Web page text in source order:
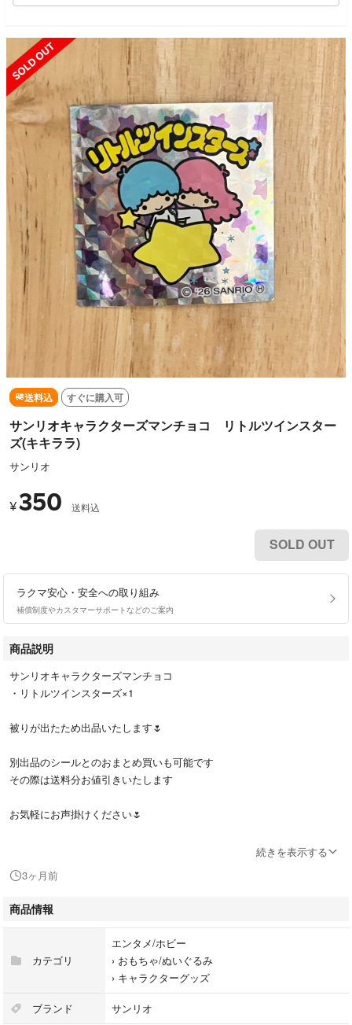
SOLD OUT
送料込 すぐに購入可
サンリオキャラクターズマンチョコ リトルツインスター
ズ(キキララ)
サンリオ
¥350 送料込
SOLD OUT
ラクマ安心・安全への取り組み
補償制度やカスタマーサポートなどのご案内
商品説明
サンリオキャラクターズマンチョコ
・リトルツインスターズ×1
被りが出たため出品いたします🌷
別出品のシールとのおまとめ買いも可能です
その際は送料分お値引きいたします
お気軽にお声掛けください🌷
#サンリオ
#ビックリマン
#リトルツインスターズ
続きを表示する
3ヶ月前
商品情報
カテゴリ
エンタメ/ホビー
› おもちゃ/ぬいぐるみ
› キャラクターグッズ
ブランド サンリオ